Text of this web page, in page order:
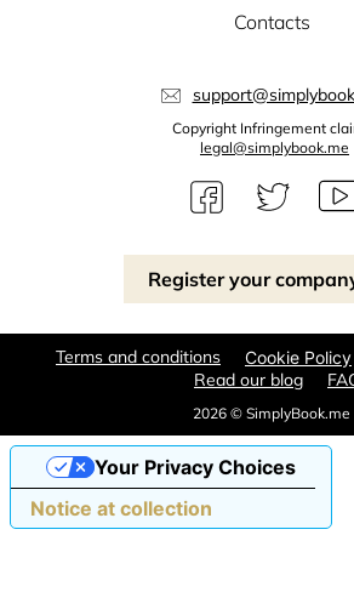
Register your
Contacts
Copyright Infringement
legal@simplybook.me
2026 © SimplyBook.me
Terms and conditions Cookie Policy
Read our blog
Notice at collection
Your Privacy Choices